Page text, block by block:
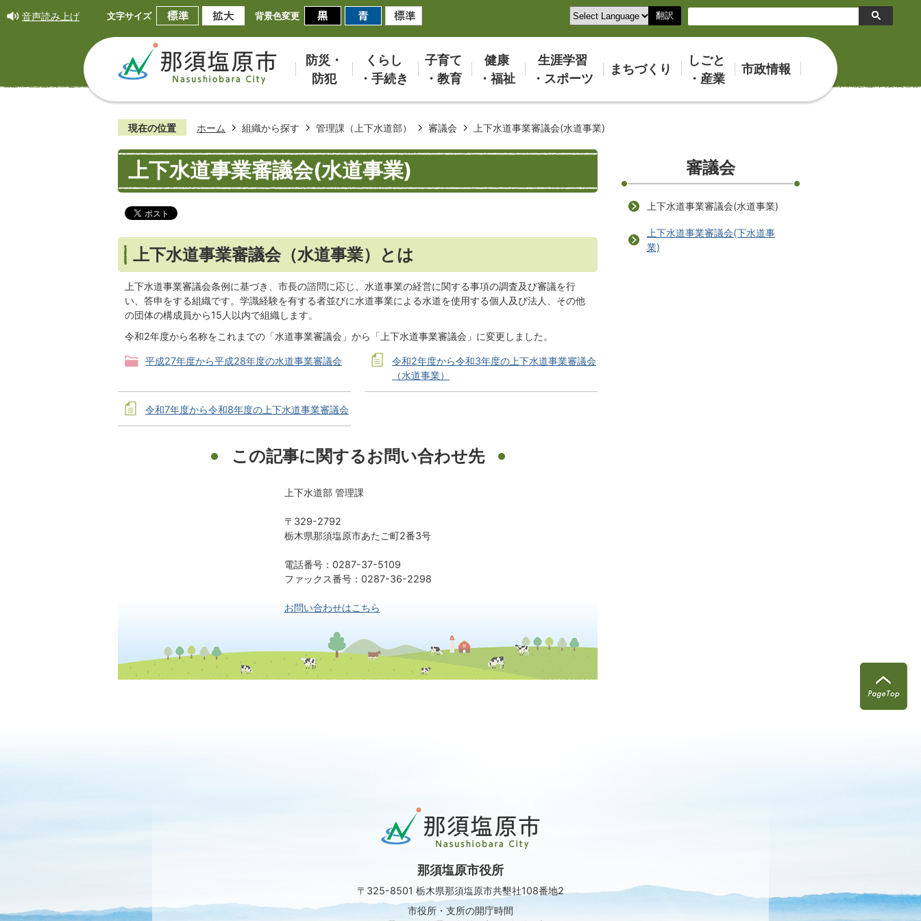
音声読み上げ 文字サイズ 背景色変更 翻訳
検
索
防災・
防犯
くらし
・手続き
子育て
・教育
健康
・福祉
生涯学習
・スポーツ
まちづくり
しごと
・産業
市政情報
現在の位置 ホーム 組織から探す 管理課（上下水道部） 審議会 上下水道事業審議会(水道事業)
上下水道事業審議会(水道事業)
上下水道事業審議会（水道事業）とは
上下水道事業審議会条例に基づき、市長の諮問に応じ、水道事業の経営に関する事項の調査及び審議を行
い、答申をする組織です。学識経験を有する者並びに水道事業による水道を使用する個人及び法人、その他
の団体の構成員から15人以内で組織します。
令和2年度から名称をこれまでの「水道事業審議会」から「上下水道事業審議会」に変更しました。
平成27年度から平成28年度の水道事業審議会
令和2年度から令和3年度の上下水道事業審議会
（水道事業）
令和7年度から令和8年度の上下水道事業審議会
この記事に関するお問い合わせ先
上下水道部 管理課
〒329-2792
栃木県那須塩原市あたご町2番3号
電話番号：0287-37-5109
ファックス番号：0287-36-2298
お問い合わせはこちら
審議会
上下水道事業審議会(水道事業)
上下水道事業審議会(下水道事
業)
須
塩
Nasushiobara
City
那須塩原市役所
〒325-8501 栃木県那須塩原市共墾社108番地2
市役所・支所の開庁時間